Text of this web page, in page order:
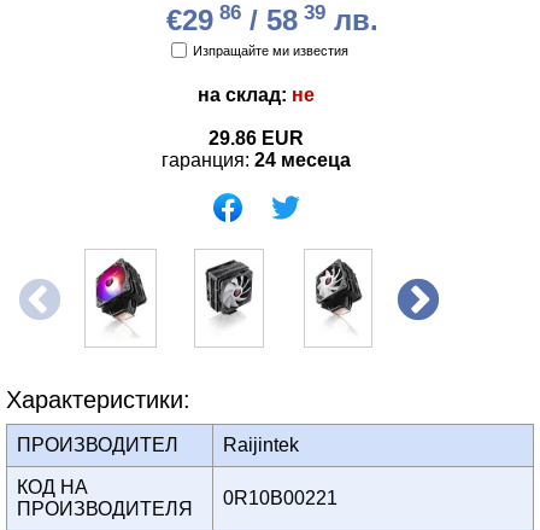
€2986/ 5839лв.
Изпращайте ми известия
на склад: не
29.86 EUR
гаранция: 24 месеца
Характеристики:
ПРОИЗВОДИТЕЛ Raijintek
КОД НА
ПРОИЗВОДИТЕЛЯ
0R10B00221